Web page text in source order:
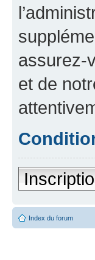
assurez-
et de
Index du forum